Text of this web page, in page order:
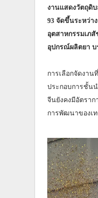
งานแสดงวัตถุดิ
93 จัดขึ้นระหว่า
อุตสาหกรรมเภ
อุปกรณ์ผลิตยา บ
การเลือกจัดงา
ประกอบการชั้น
จีนยังคงมีอัตรา
การพัฒนาของเ